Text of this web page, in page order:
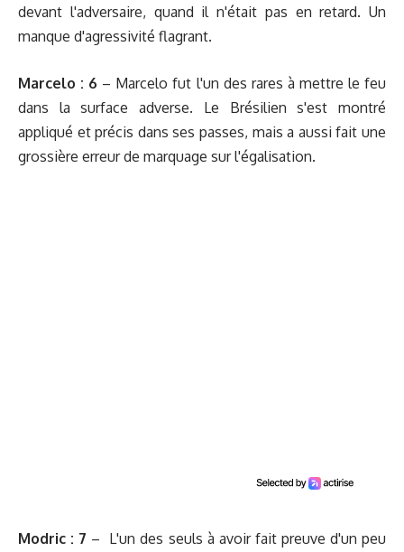
devant l'adversaire, quand il n'était pas en retard. Un
manque d'agressivité flagrant.
Marcelo : 6 – Marcelo fut l'un des rares à mettre le feu
dans la surface adverse. Le Brésilien s'est montré
appliqué et précis dans ses passes, mais a aussi fait une
grossière erreur de marquage sur l'égalisation.
Modric : 7 – L'un des seuls à avoir fait preuve d'un peu